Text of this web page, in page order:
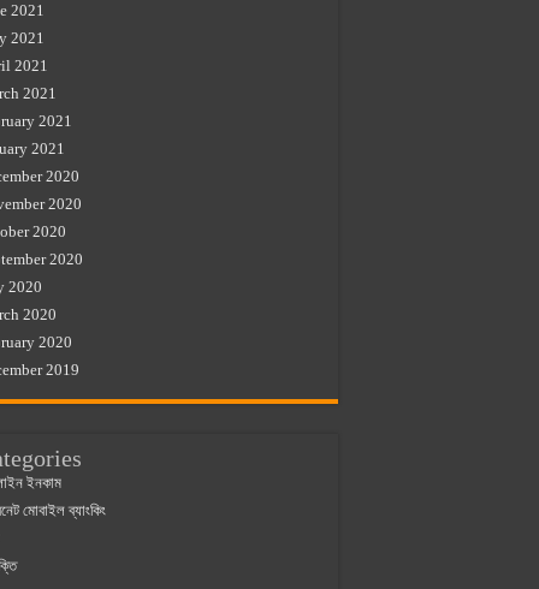
2021
2021
2021
2021
2021
2021
2020
2020
2020
2020
2020
2020
2020
2019
ইনকাম
মোবাইল ব্যাংকিং